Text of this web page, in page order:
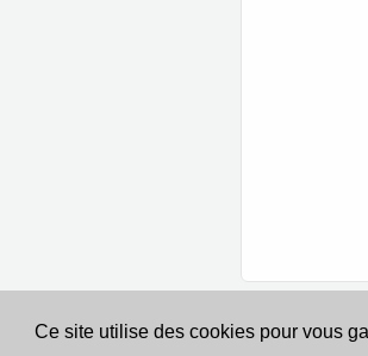
Ce site utilise des cookies pour vous